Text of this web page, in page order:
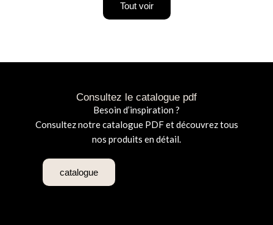
Tout voir
Consultez le catalogue pdf
Besoin d’inspiration ?
Consultez notre catalogue PDF et découvrez tous
nos produits en détail.
catalogue